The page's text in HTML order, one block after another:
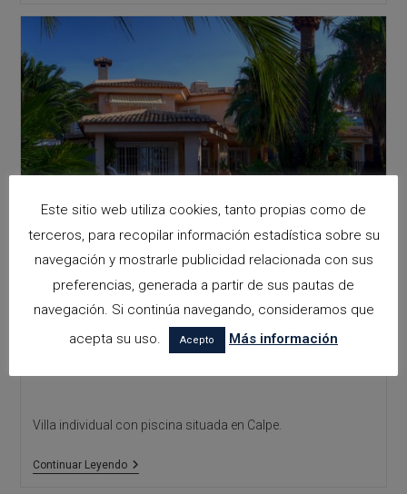
Villa individual con piscina situada en Calpe.
Continuar LeyendoCalpe
Este sitio web utiliza cookies, tanto propias como de
terceros, para recopilar información estadística sobre su
navegación y mostrarle publicidad relacionada con sus
preferencias, generada a partir de sus pautas de
navegación. Si continúa navegando, consideramos que
acepta su uso.
Acepto Más información